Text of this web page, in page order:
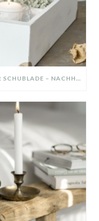
DIY-DEKO-TABLETT AUS ALTER SCHUBLADE – NACHHALTIGE HERBSTDEKO SELBER MACHEN!